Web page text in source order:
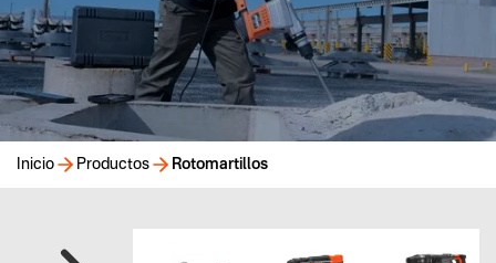
Inicio Productos Rotomartillos